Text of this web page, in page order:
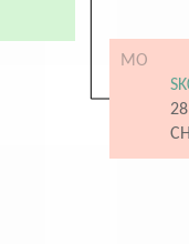
MO